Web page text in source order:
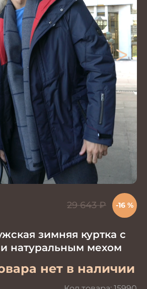
>
зимняя куртка с
натуральным мехом
нет в наличии
29 643₽ -16 %